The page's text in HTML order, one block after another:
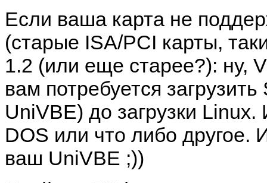
Если ваша карта не
(старые ISA/PCI карты,
1.2 (или еще старее?): ну,
вам потребуется
UniVBE) до загрузки Linux.
DOS или что либо другое.
ваш UniVBE ;))